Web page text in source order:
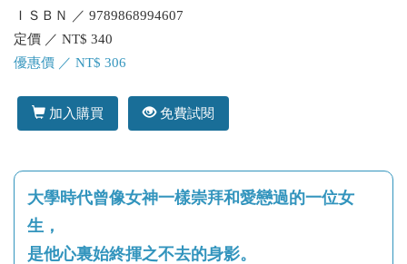
ＩＳＢＮ ／ 9789868994607
定價 ／ NT$ 340
優惠價 ／ NT$ 306
加入購買 免費試閱
大學時代曾像女神一樣崇拜和愛戀過的一位女
生，
是他心裏始終揮之不去的身影。